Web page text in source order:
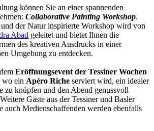
können Sie an einer spannenden
Collaborative Painting Workshop.
der Natur inspirierte Workshop wird von
Abad geleitet und bietet Ihnen die
des kreativen Ausdrucks in einer
Umgebung zu entdecken.
Eröffnungsevent der Tessiner Wochen
wo ein Apéro Riche serviert wird, ein idealer
zu knüpfen und den Abend genussvoll
Gäste aus der Tessiner und Basler
auch Medienschaffenden werden ebenfalls